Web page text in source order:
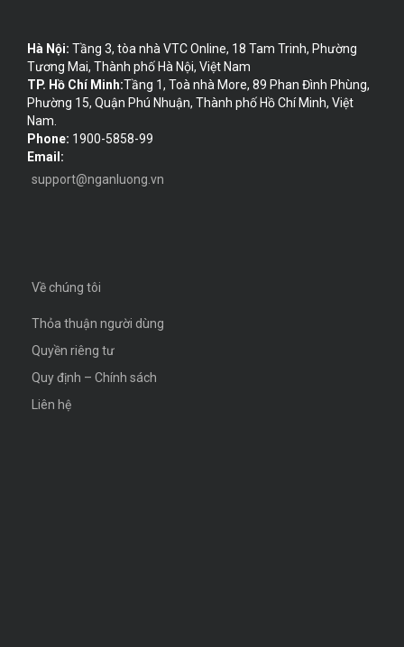
Hà Nội: Tầng 3, tòa nhà VTC Online, 18 Tam Trinh, Phường
Tương Mai, Thành phố Hà Nội, Việt Nam
TP. Hồ Chí Minh:Tầng 1, Toà nhà More, 89 Phan Đình Phùng,
Phường 15, Quận Phú Nhuận, Thành phố Hồ Chí Minh, Việt
Nam.
Phone: 1900-5858-99
Email:
support@nganluong.vn
Về chúng tôi
Thỏa thuận người dùng
Quyền riêng tư
Quy định – Chính sách
Liên hệ